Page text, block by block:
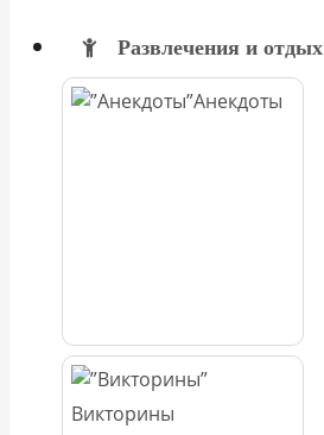
Развлечения и отдых
Анекдоты
Викторины